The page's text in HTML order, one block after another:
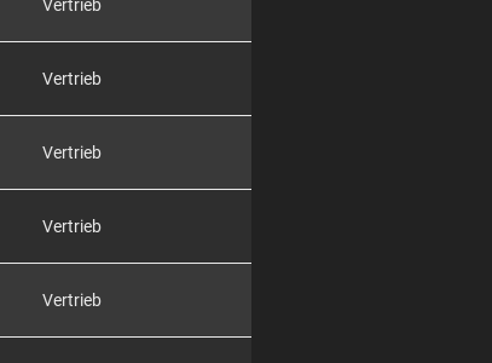
Vertrieb
Vertrieb
Vertrieb
Vertrieb
Vertrieb